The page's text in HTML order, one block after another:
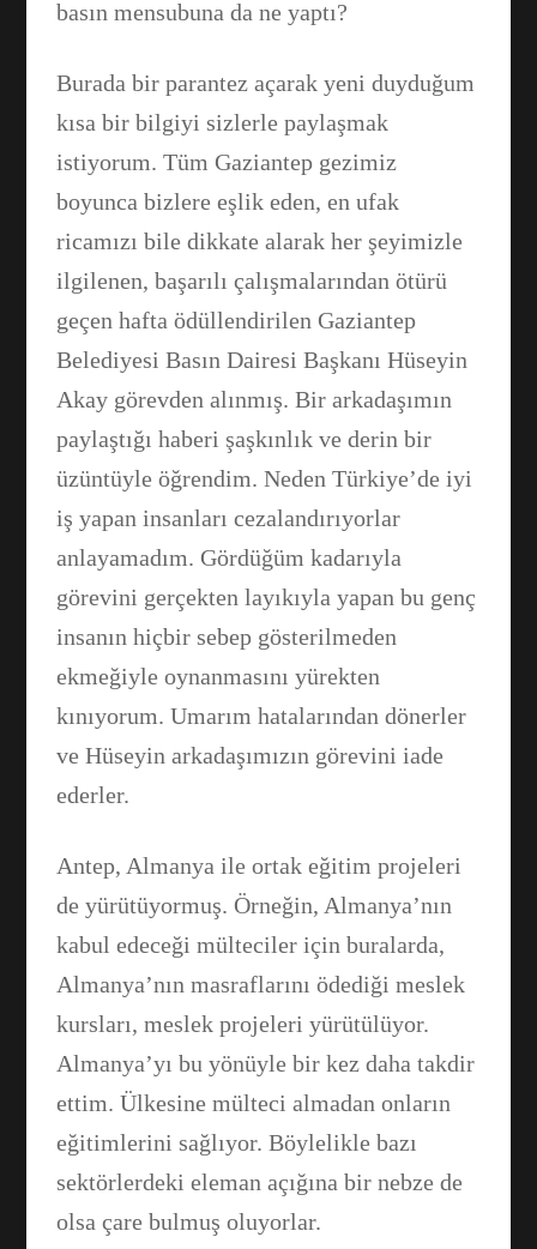
basın mensubuna da ne yaptı?
Burada bir parantez açarak yeni duyduğum
kısa bir bilgiyi sizlerle paylaşmak
istiyorum. Tüm Gaziantep gezimiz
boyunca bizlere eşlik eden, en ufak
ricamızı bile dikkate alarak her şeyimizle
ilgilenen, başarılı çalışmalarından ötürü
geçen hafta ödüllendirilen Gaziantep
Belediyesi Basın Dairesi Başkanı Hüseyin
Akay görevden alınmış. Bir arkadaşımın
paylaştığı haberi şaşkınlık ve derin bir
üzüntüyle öğrendim. Neden Türkiye’de iyi
iş yapan insanları cezalandırıyorlar
anlayamadım. Gördüğüm kadarıyla
görevini gerçekten layıkıyla yapan bu genç
insanın hiçbir sebep gösterilmeden
ekmeğiyle oynanmasını yürekten
kınıyorum. Umarım hatalarından dönerler
ve Hüseyin arkadaşımızın görevini iade
ederler.
Antep, Almanya ile ortak eğitim projeleri
de yürütüyormuş. Örneğin, Almanya’nın
kabul edeceği mülteciler için buralarda,
Almanya’nın masraflarını ödediği meslek
kursları, meslek projeleri yürütülüyor.
Almanya’yı bu yönüyle bir kez daha takdir
ettim. Ülkesine mülteci almadan onların
eğitimlerini sağlıyor. Böylelikle bazı
sektörlerdeki eleman açığına bir nebze de
olsa çare bulmuş oluyorlar.